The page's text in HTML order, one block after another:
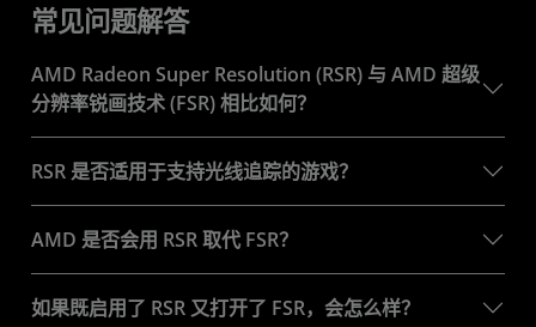
常见问题解答
AMD Radeon Super Resolution (RSR) 与 AMD 超级
分辨率锐画技术 (FSR) 相比如何？
RSR 是否适用于支持光线追踪的游戏？
AMD 是否会用 RSR 取代 FSR？
如果既启用了 RSR 又打开了 FSR，会怎么样？